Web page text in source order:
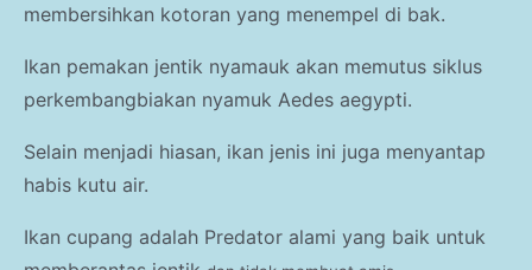
membersihkan kotoran yang menempel di bak.
Ikan pemakan jentik nyamauk akan memutus siklus
perkembangbiakan nyamuk Aedes aegypti.
Selain menjadi hiasan, ikan jenis ini juga menyantap
habis kutu air.
Ikan cupang adalah Predator alami yang baik untuk